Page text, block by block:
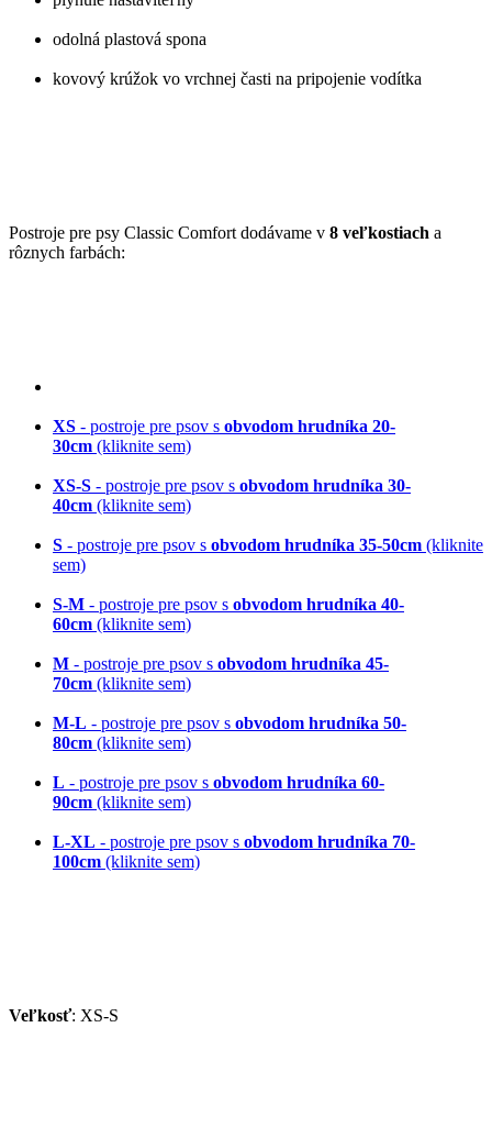
odolná plastová spona
kovový krúžok vo vrchnej časti na pripojenie vodítka
Postroje pre psy Classic Comfort dodávame v 8 veľkostiach a
rôznych farbách:
XS - postroje pre psov s obvodom hrudníka 20-
30cm (kliknite sem)
XS-S - postroje pre psov s obvodom hrudníka 30-
40cm (kliknite sem)
S - postroje pre psov s obvodom hrudníka 35-50cm (kliknite
sem)
S-M - postroje pre psov s obvodom hrudníka 40-
60cm (kliknite sem)
M - postroje pre psov s obvodom hrudníka 45-
70cm (kliknite sem)
M-L - postroje pre psov s obvodom hrudníka 50-
80cm (kliknite sem)
L - postroje pre psov s obvodom hrudníka 60-
90cm (kliknite sem)
L-XL - postroje pre psov s obvodom hrudníka 70-
100cm (kliknite sem)
Veľkosť: XS-S